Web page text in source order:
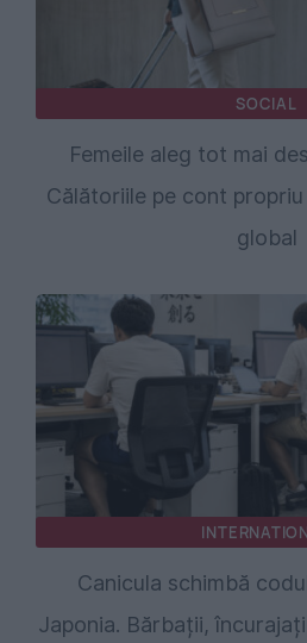
SOCIAL
Femeile aleg tot mai
Călătoriile pe cont
global
Canicula schimbă
Japonia. Bărbații,